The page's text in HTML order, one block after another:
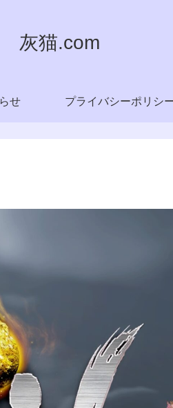
灰猫.com
せ プライバシーポリシ